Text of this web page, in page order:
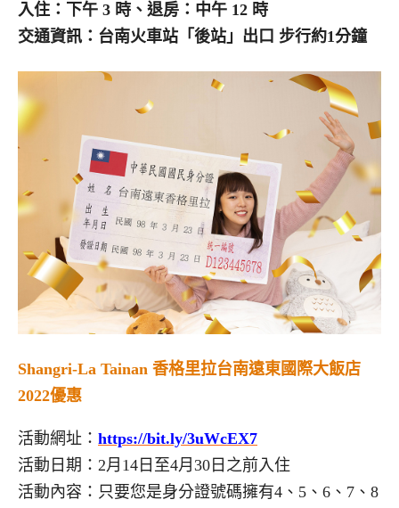
入住：下午 3 時、退房：中午 12 時
交通資訊：台南火車站「後站」出口 步行約1分鐘
Shangri-La Tainan 香格里拉台南遠東國際大飯店
2022優惠
活動網址： https://bit.ly/3uWcEX7
活動日期：2月14日至4月30日之前入住
活動內容：只要您是身分證號碼擁有4、5、6、7、8